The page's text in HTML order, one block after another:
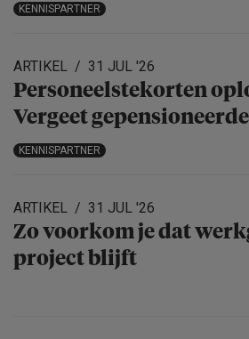
KENNISPARTNER
ARTIKEL 31 JUL '26
Personeels­te­korten
Vergeet
KENNISPARTNER
ARTIKEL 31 JUL '26
Zo voorkom je dat
project blijft